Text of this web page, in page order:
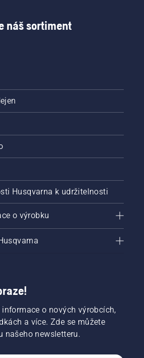
náš sortiment
Husqvarna k udržitelnosti
o výrobku
o nových výrobcích,
a více. Zde se můžete
našeho newsletteru.